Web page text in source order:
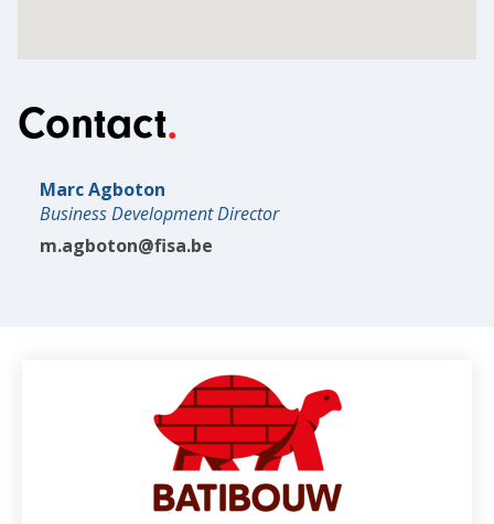
Contact
Marc Agboton
Business Development Director
m.agboton@fisa.be